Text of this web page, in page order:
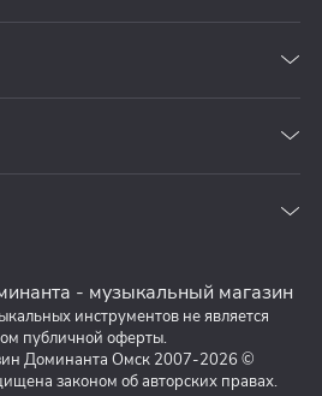
инструментов не является
публичной оферты.
Доминанта Омск 2007-2026 ©
законом об авторских правах.